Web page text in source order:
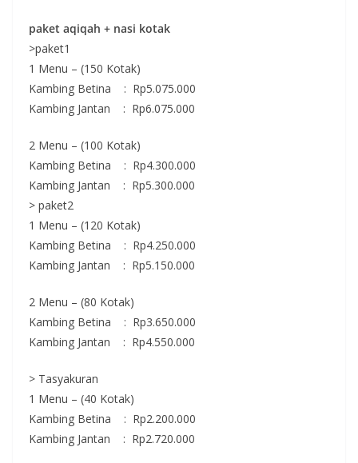
paket aqiqah + nasi kotak
>paket1
1 Menu – (150 Kotak)
Kambing Betina : Rp5.075.000
Kambing Jantan : Rp6.075.000
2 Menu – (100 Kotak)
Kambing Betina : Rp4.300.000
Kambing Jantan : Rp5.300.000
> paket2
1 Menu – (120 Kotak)
Kambing Betina : Rp4.250.000
Kambing Jantan : Rp5.150.000
2 Menu – (80 Kotak)
Kambing Betina : Rp3.650.000
Kambing Jantan : Rp4.550.000
> Tasyakuran
1 Menu – (40 Kotak)
Kambing Betina : Rp2.200.000
Kambing Jantan : Rp2.720.000